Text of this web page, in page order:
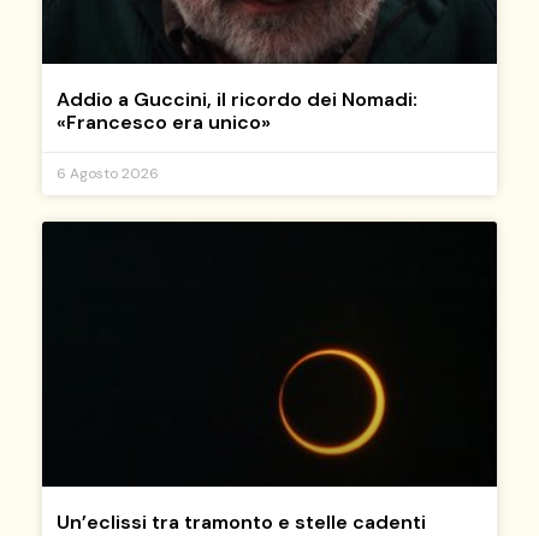
Addio a Guccini, il ricordo dei Nomadi:
«Francesco era unico»
6 Agosto 2026
Un’eclissi tra tramonto e stelle cadenti